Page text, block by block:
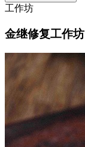
工作坊
金继修复工作坊